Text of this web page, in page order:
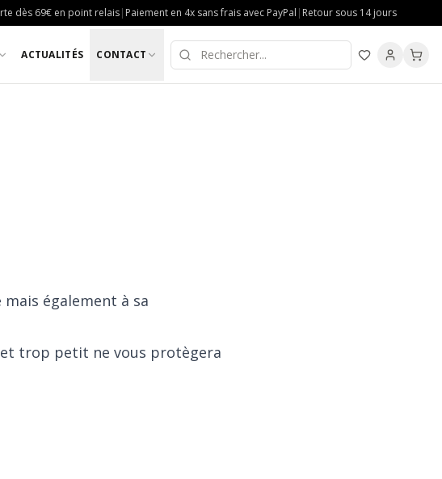
dès 69€ en point relais| Paiement en 4x sans frais avec PayPal | Retour sous 14 jours
ACTUALITÉS CONTACT
également à sa
trop petit ne vous protègera